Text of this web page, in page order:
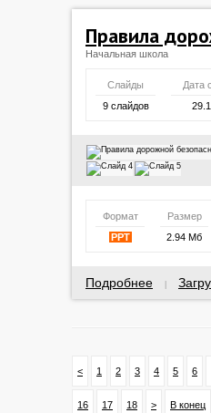
Правила
Начальная школа
Слайды
Дата
9 слайдов
Формат
Размер
PPT
2.94 Мб
Подробнее
< 1 2 3 4 5 6
16 17 18 > В конец